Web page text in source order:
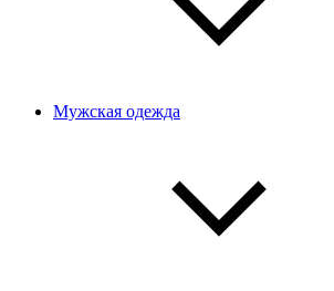
Мужская одежда